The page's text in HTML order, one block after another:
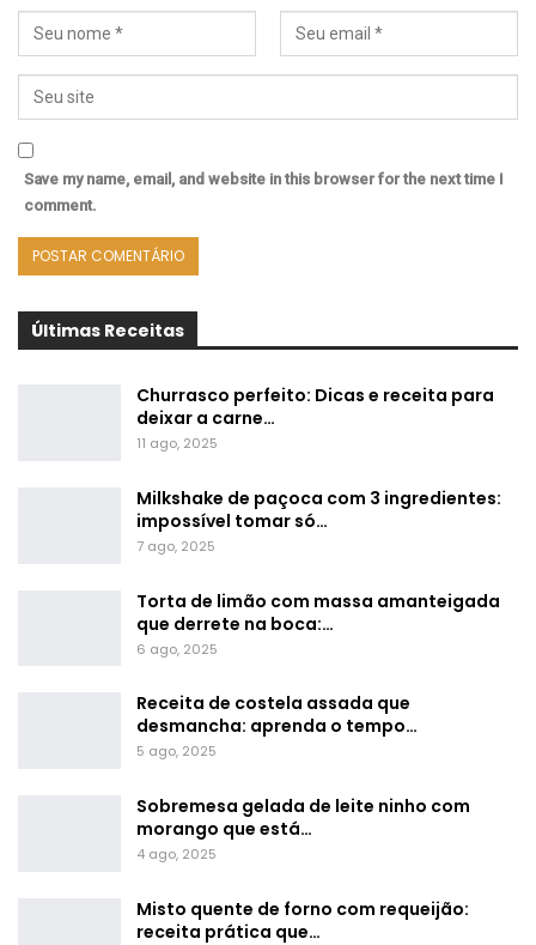
Save my name, email, and website in this browser for the next time I
comment.
Últimas Receitas
Churrasco perfeito: Dicas e receita para
deixar a carne…
11 ago, 2025
Milkshake de paçoca com 3 ingredientes:
impossível tomar só…
7 ago, 2025
Torta de limão com massa amanteigada
que derrete na boca:…
6 ago, 2025
Receita de costela assada que
desmancha: aprenda o tempo…
5 ago, 2025
Sobremesa gelada de leite ninho com
morango que está…
4 ago, 2025
Misto quente de forno com requeijão:
receita prática que…